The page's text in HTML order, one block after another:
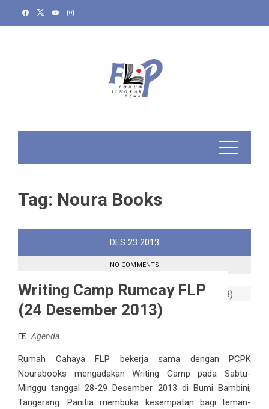
Tag: Noura Books
DES 23 2013
NO COMMENTS
Writing Camp Rumcay FLP
(24 Desember 2013)
Agenda
Rumah Cahaya FLP bekerja sama dengan PCPK
Nourabooks mengadakan Writing Camp pada Sabtu-
Minggu tanggal 28-29 Desember 2013 di Bumi Bambini,
Tangerang. Panitia membuka kesempatan bagi teman-